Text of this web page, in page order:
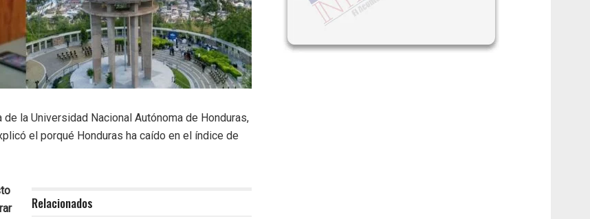
la Universidad Nacional Autónoma de Honduras,
el porqué Honduras ha caído en el índice de
Relacionados